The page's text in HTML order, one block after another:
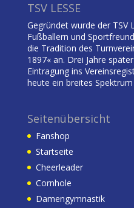
TSV LESSE
Gegründet wurde der TSV
Fußballern und
die Tradition des
1897« an. Drei Jahre
Eintragung ins
heute ein breites
Seitenübersicht
Fanshop
Startseite
Cheerleader
Cornhole
Damengymnastik